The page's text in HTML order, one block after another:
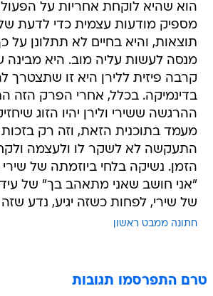
הוא שהיא לוקחת אחריות על
מספיק מודעות עצמית כדי לדעת
תוצאות, והיא בחיים לא תתלונן על
מנסה לעשות עליה מוב. היא
קרבה פיזית ללירן היא זו שתצטרך
בדינמיקה. בכלל, אחרי הפרק הזה
ההרגשה ששירי ולירן יהיו הזוג
מעמד בתוכנית הזאת, וזה רק בזכות
התעקשה לא לשקר לו ולעצמה
הזמן. נשיקה בלחי ביוזמתה של
"אני חושב שאני מתאהב בך" של
של שירי, לפחות כשזה יגיע, נדע שזה
חתונה ממבט ראשון
טרם התפרסמו תגובות